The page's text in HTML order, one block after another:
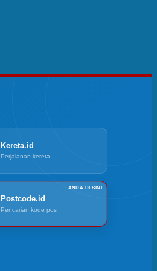
Kereta.id
Perjalanan kereta
Postcode.id
Pencarian kode pos